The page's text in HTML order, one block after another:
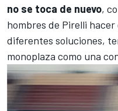
no se toca de nuevo,
hombres de Pirelli
diferentes soluciones,
monoplaza como una